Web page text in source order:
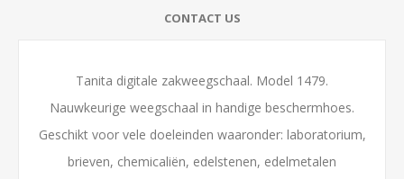
CONTACT US
Tanita digitale zakweegschaal. Model 1479.
Nauwkeurige weegschaal in handige beschermhoes.
Geschikt voor vele doeleinden waaronder: laboratorium,
brieven, chemicaliën, edelstenen, edelmetalen